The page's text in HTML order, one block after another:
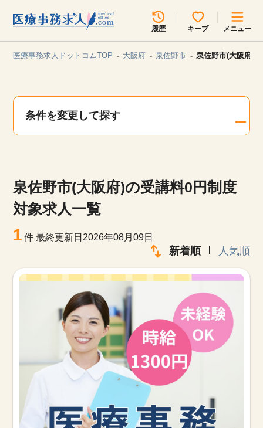
履歴 キープ メニュー
見学会・イベント情報
医療事務求人ドットコムとは
サイトの使い方
就職サポート
人材をお探しの医療機関・企業様
医療事務求人ドットコムTOP 大阪府 泉佐野市 泉佐野市(大阪府)
条件を変更して探す
泉佐野市(大阪府)の受講料0円制度
対象求人一覧
1 件最終更新日2026年08月09日
新着順 人気順
所在地のエリアを選択してください
各支店担当よりご連絡させていただきます。
関東
甲信越・北陸 中国・四国
九州・沖縄